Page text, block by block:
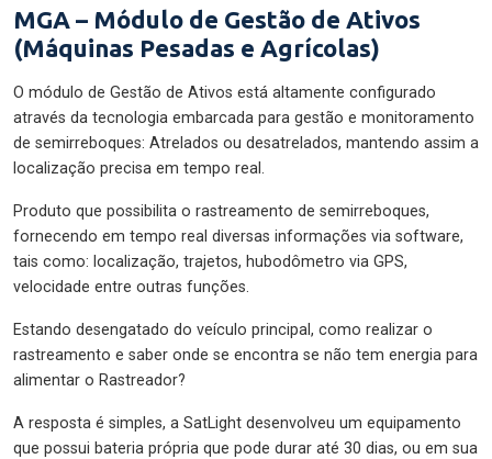
MGA – Módulo de Gestão de Ativos
(Máquinas Pesadas e Agrícolas)
O módulo de Gestão de Ativos está altamente configurado
através da tecnologia embarcada para gestão e monitoramento
de semirreboques: Atrelados ou desatrelados, mantendo assim a
localização precisa em tempo real.
Produto que possibilita o rastreamento de semirreboques,
fornecendo em tempo real diversas informações via software,
tais como: localização, trajetos, hubodômetro via GPS,
velocidade entre outras funções.
Estando desengatado do veículo principal, como realizar o
rastreamento e saber onde se encontra se não tem energia para
alimentar o Rastreador?
A resposta é simples, a SatLight desenvolveu um equipamento
que possui bateria própria que pode durar até 30 dias, ou em sua